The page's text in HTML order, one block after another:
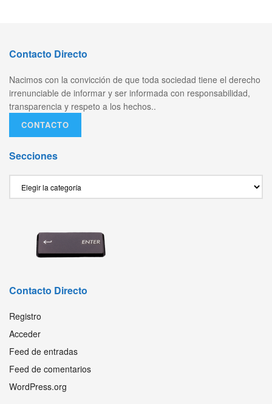
Contacto Directo
Nacimos con la convicción de que toda sociedad tiene el derecho
irrenunciable de informar y ser informada con responsabilidad,
transparencia y respeto a los hechos..
CONTACTO
Secciones
Contacto Directo
Registro
Acceder
Feed de entradas
Feed de comentarios
WordPress.org